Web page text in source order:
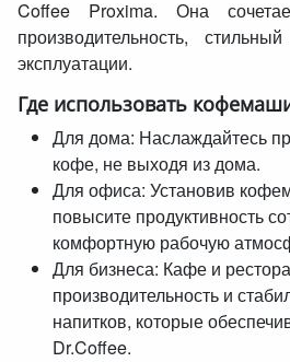
Coffee Proxima. Она
производительность,
эксплуатации.
Где использовать
Для дома: Наслаждайтесь
кофе, не выходя из дома.
Для офиса: Установив
повысите продуктивность
комфортную рабочую
Для бизнеса: Кафе и
производительность и
напитков, которые
Dr.Coffee.